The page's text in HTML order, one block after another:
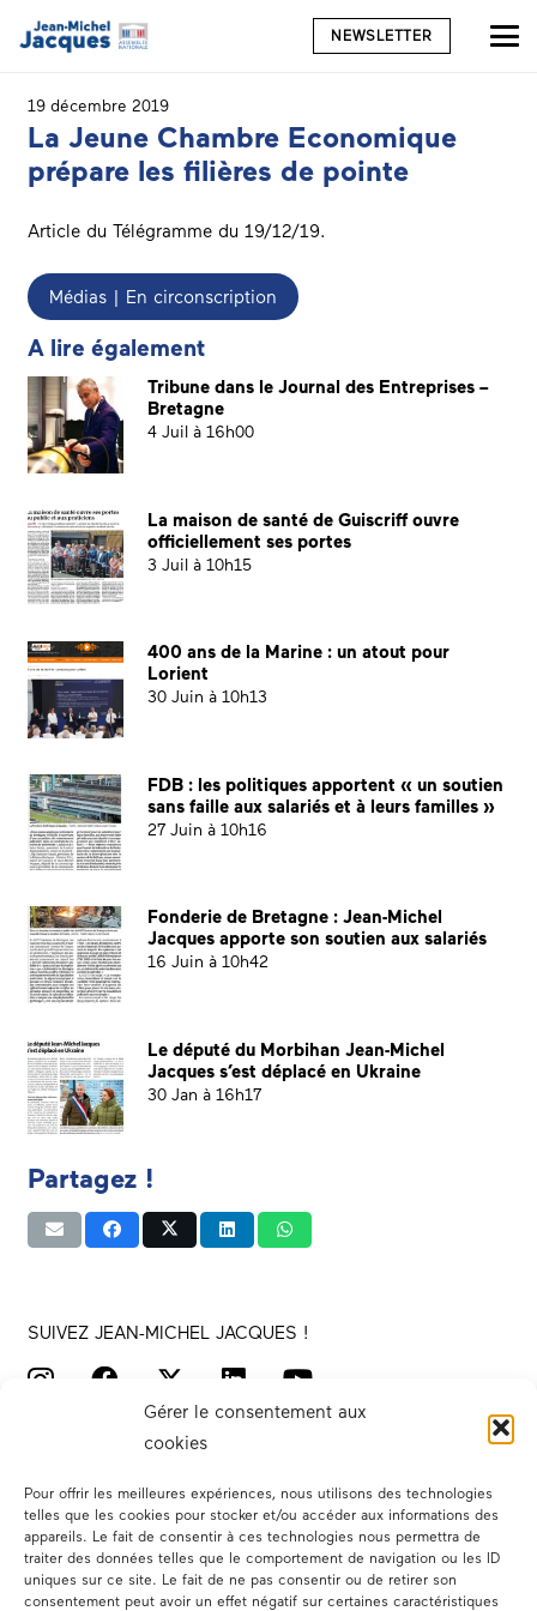
Gérer le consentement aux
cookies
Pour offrir les meilleures expériences, nous utilisons des technologies
telles que les cookies pour stocker et/ou accéder aux informations des
appareils. Le fait de consentir à ces technologies nous permettra de
traiter des données telles que le comportement de navigation ou les ID
uniques sur ce site. Le fait de ne pas consentir ou de retirer son
consentement peut avoir un effet négatif sur certaines caractéristiques
NEWSLETTER
19 décembre 2019
La Jeune Chambre Economique
prépare les filières de pointe
Article du Télégramme du 19/12/19.
Médias | En circonscription
A lire également
Tribune dans le Journal des Entreprises –
Bretagne
4 Juil à 16h00
La maison de santé de Guiscriff ouvre
officiellement ses portes
3 Juil à 10h15
400 ans de la Marine : un atout pour
Lorient
30 Juin à 10h13
FDB : les politiques apportent « un soutien
sans faille aux salariés et à leurs familles »
27 Juin à 10h16
Fonderie de Bretagne : Jean-Michel
Jacques apporte son soutien aux salariés
16 Juin à 10h42
Le député du Morbihan Jean-Michel
Jacques s’est déplacé en Ukraine
30 Jan à 16h17
Partagez !
SUIVEZ JEAN-MICHEL JACQUES !
Votre député